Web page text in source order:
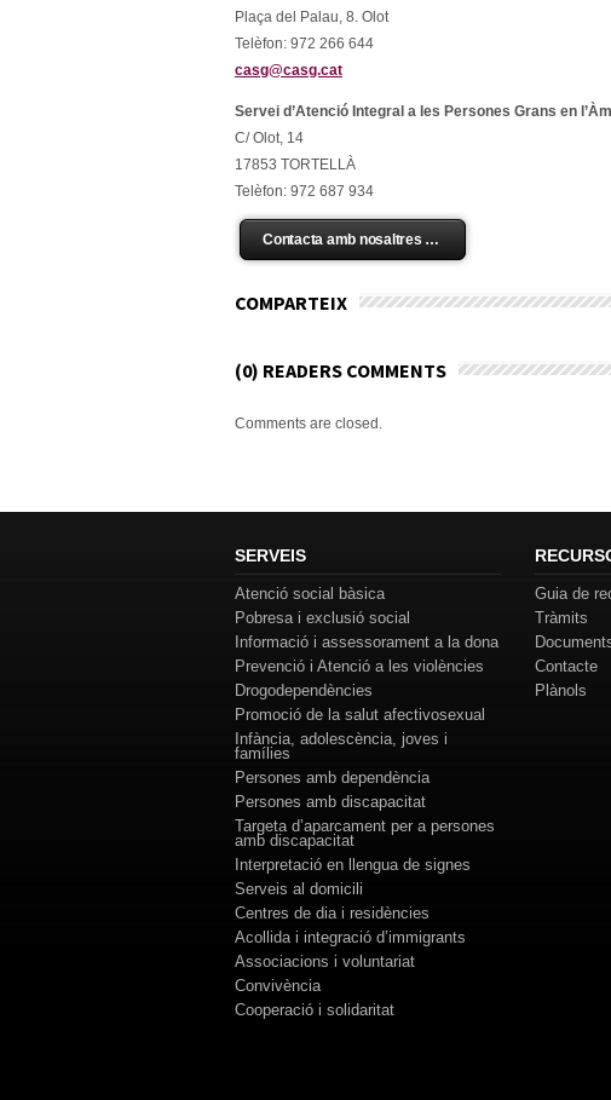
Plaça del Palau, 8. Olot
Telèfon: 972 266 644
casg@casg.cat
Servei d’Atenció Integral a les Persones Grans en
C/ Olot, 14
17853 TORTELLÀ
Telèfon: 972 687 934
Contacta amb nosaltres …
COMPARTEIX
(0) READERS COMMENTS
Comments are closed.
SERVEIS
Atenció social bàsica
Pobresa i exclusió social
Informació i assessorament a la dona
Prevenció i Atenció a les violències
Drogodependències
Promoció de la salut afectivosexual
Infància, adolescència, joves i
famílies
Persones amb dependència
Persones amb discapacitat
Targeta d’aparcament per a persones
amb discapacitat
Interpretació en llengua de signes
Serveis al domicili
Centres de dia i residències
Acollida i integració d’immigrants
Associacions i voluntariat
Convivència
Cooperació i solidaritat
Guia de
Tràmits
Contacte
Plànols